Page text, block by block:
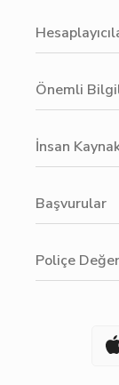
Önemli
İnsan
Başvurular
Poliçe